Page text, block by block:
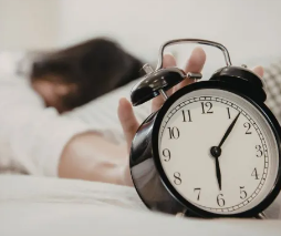
sich ausreichend zu erholen.